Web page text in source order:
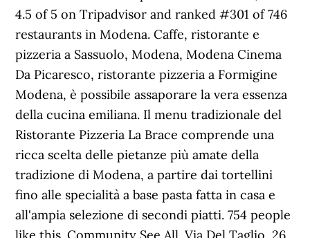
4.5 of 5 on Tripadvisor and ranked #301 of 746
restaurants in Modena. Caffe, ristorante e
pizzeria a Sassuolo, Modena, Modena Cinema
Da Picaresco, ristorante pizzeria a Formigine
Modena, è possibile assaporare la vera essenza
della cucina emiliana. Il menu tradizionale del
Ristorante Pizzeria La Brace comprende una
ricca scelta delle pietanze più amate della
tradizione di Modena, a partire dai tortellini
fino alle specialità a base pasta fatta in casa e
all'ampia selezione di secondi piatti. 754 people